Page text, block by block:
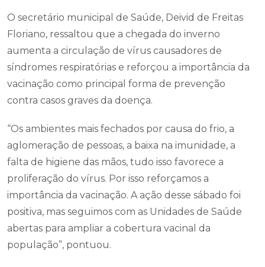
O secretário municipal de Saúde, Deivid de Freitas
Floriano, ressaltou que a chegada do inverno
aumenta a circulação de vírus causadores de
síndromes respiratórias e reforçou a importância da
vacinação como principal forma de prevenção
contra casos graves da doença.
“Os ambientes mais fechados por causa do frio, a
aglomeração de pessoas, a baixa na imunidade, a
falta de higiene das mãos, tudo isso favorece a
proliferação do vírus. Por isso reforçamos a
importância da vacinação. A ação desse sábado foi
positiva, mas seguimos com as Unidades de Saúde
abertas para ampliar a cobertura vacinal da
população”, pontuou.